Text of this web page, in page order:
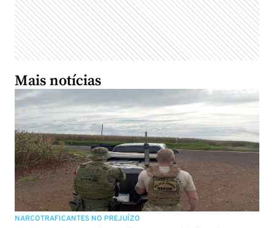
Mais notícias
NARCOTRAFICANTES NO PREJUÍZO